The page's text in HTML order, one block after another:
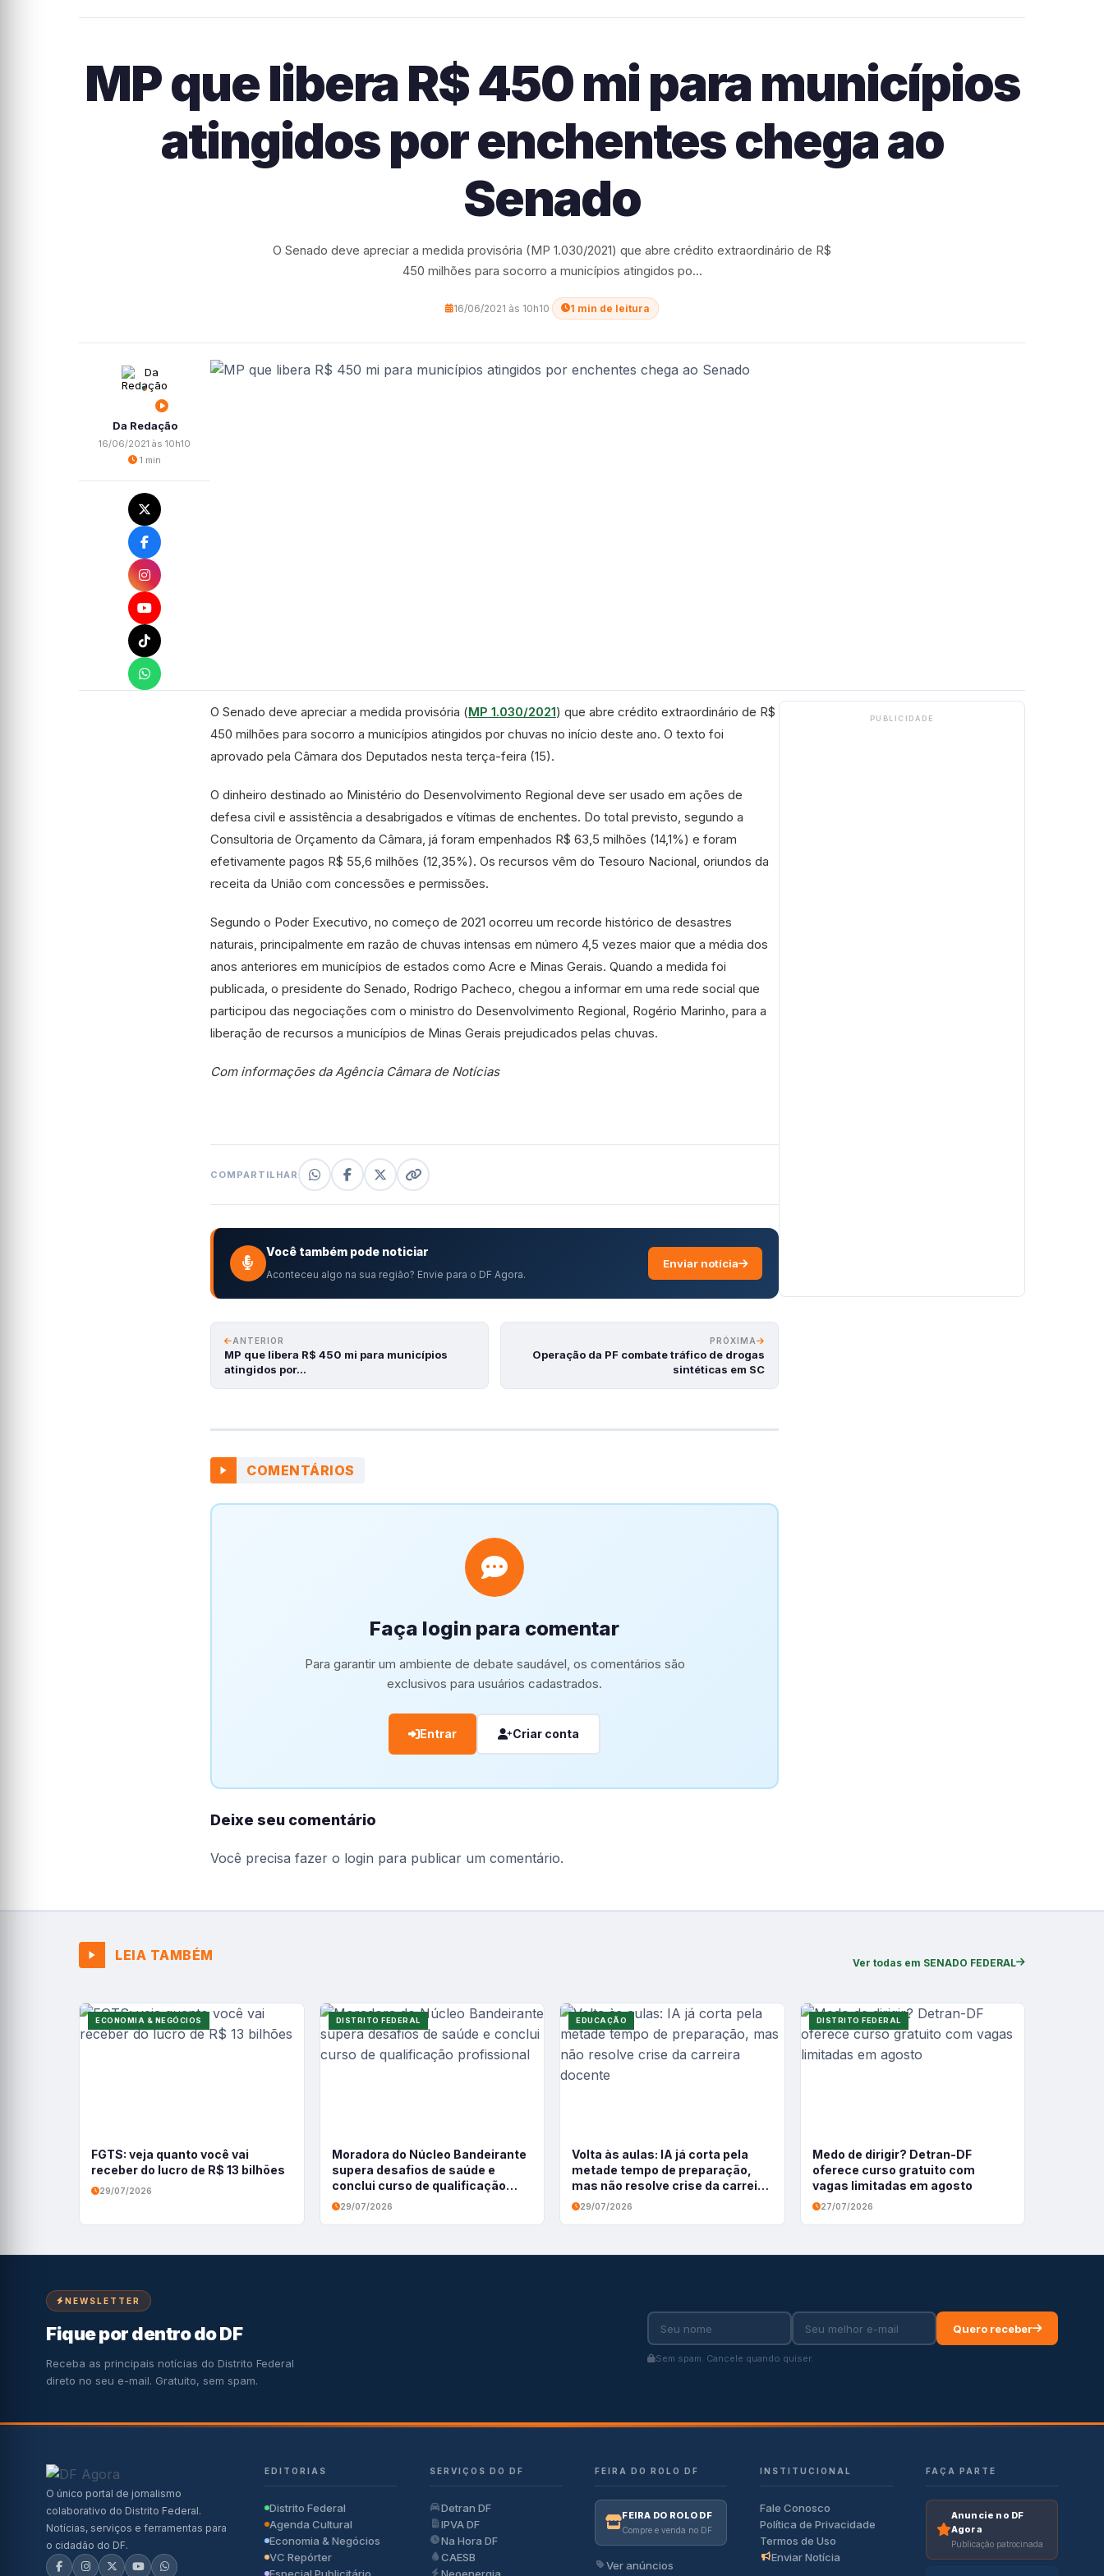
MP que libera R$ 450 mi para municípios
atingidos por enchentes chega ao
Senado
O Senado deve apreciar a medida provisória (MP 1.030/2021) que abre crédito extraordinário de R$
450 milhões para socorro a municípios atingidos po...
16/06/2021 às 10h10· 1 min de leitura
Da Redação
16/06/2021 às 10h10
1 min
O Senado deve apreciar a medida provisória (MP 1.030/2021) que abre crédito extraordinário de R$
450 milhões para socorro a municípios atingidos por chuvas no início deste ano. O texto foi
aprovado pela Câmara dos Deputados nesta terça-feira (15).
O dinheiro destinado ao Ministério do Desenvolvimento Regional deve ser usado em ações de
defesa civil e assistência a desabrigados e vítimas de enchentes. Do total previsto, segundo a
Consultoria de Orçamento da Câmara, já foram empenhados R$ 63,5 milhões (14,1%) e foram
efetivamente pagos R$ 55,6 milhões (12,35%). Os recursos vêm do Tesouro Nacional, oriundos da
receita da União com concessões e permissões.
Segundo o Poder Executivo, no começo de 2021 ocorreu um recorde histórico de desastres
naturais, principalmente em razão de chuvas intensas em número 4,5 vezes maior que a média dos
anos anteriores em municípios de estados como Acre e Minas Gerais. Quando a medida foi
publicada, o presidente do Senado, Rodrigo Pacheco, chegou a informar em uma rede social que
participou das negociações com o ministro do Desenvolvimento Regional, Rogério Marinho, para a
liberação de recursos a municípios de Minas Gerais prejudicados pelas chuvas.
Com informações da Agência Câmara de Notícias
COMPARTILHAR
Você também pode noticiar
Aconteceu algo na sua região? Envie para o DF Agora.
Enviar notícia
ANTERIOR
MP que libera R$ 450 mi para municípios
atingidos por…
PRÓXIMA
Operação da PF combate tráfico de drogas
sintéticas em SC
COMENTÁRIOS
Faça login para comentar
Para garantir um ambiente de debate saudável, os comentários são
exclusivos para usuários cadastrados.
Entrar Criar conta
Deixe seu comentário
Você precisa fazer o login para publicar um comentário.
PUBLICIDADE
LEIA TAMBÉM Ver todas em SENADO FEDERAL
ECONOMIA & NEGÓCIOS
FGTS: veja quanto você vai
receber do lucro de R$ 13 bilhões
29/07/2026
DISTRITO FEDERAL
Moradora do Núcleo Bandeirante
supera desafios de saúde e
conclui curso de qualificação
profissional
29/07/2026
EDUCAÇÃO
Volta às aulas: IA já corta pela
metade tempo de preparação,
mas não resolve crise da carreira
docente
29/07/2026
DISTRITO FEDERAL
Medo de dirigir? Detran-DF
oferece curso gratuito com
vagas limitadas em agosto
27/07/2026
NEWSLETTER
Fique por dentro do DF
Receba as principais notícias do Distrito Federal
direto no seu e-mail. Gratuito, sem spam.
Quero receber
Sem spam. Cancele quando quiser.
O único portal de jornalismo
colaborativo do Distrito Federal.
Notícias, serviços e ferramentas para
o cidadão do DF.
EDITORIAS
Distrito Federal
Agenda Cultural
Economia & Negócios
VC Repórter
Especial Publicitário
SERVIÇOS DO DF
Detran DF
IPVA DF
Na Hora DF
CAESB
Neoenergia
FEIRA DO ROLO DF
FEIRA DO ROLO DF
Compre e venda no DF
Ver anúncios
INSTITUCIONAL
Fale Conosco
Política de Privacidade
Termos de Uso
Enviar Notícia
FAÇA PARTE
Anuncie no DF
Agora
Publicação patrocinada